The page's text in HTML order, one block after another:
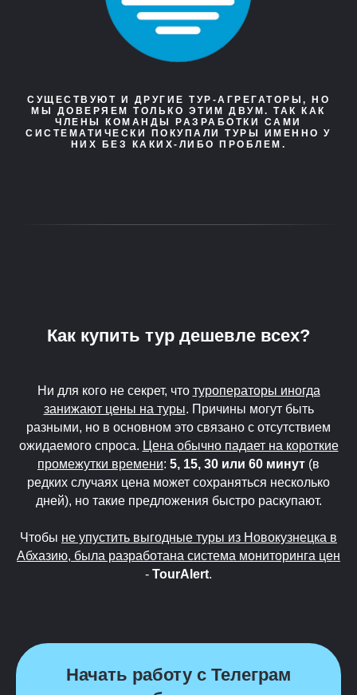
СУЩЕСТВУЮТ И ДРУГИЕ ТУР-АГРЕГАТОРЫ, НО
МЫ ДОВЕРЯЕМ ТОЛЬКО ЭТИМ ДВУМ. ТАК КАК
ЧЛЕНЫ КОМАНДЫ РАЗРАБОТКИ САМИ
СИСТЕМАТИЧЕСКИ ПОКУПАЛИ ТУРЫ ИМЕННО У
НИХ БЕЗ КАКИХ-ЛИБО ПРОБЛЕМ.
Как купить тур дешевле всех?
Ни для кого не секрет, что туроператоры иногда
занижают цены на туры. Причины могут быть
разными, но в основном это связано с отсутствием
ожидаемого спроса. Цена обычно падает на короткие
промежутки времени: 5, 15, 30 или 60 минут (в
редких случаях цена может сохраняться несколько
дней), но такие предложения быстро раскупают.
Чтобы не упустить выгодные туры из Новокузнецка в
Абхазию, была разработана система мониторинга цен
- TourAlert.
Начать работу с Телеграм